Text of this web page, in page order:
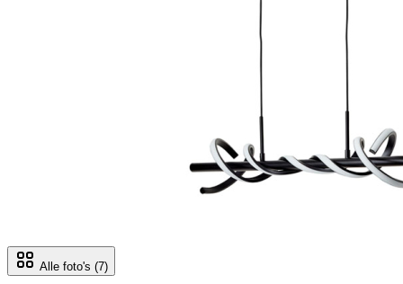
Alle foto's (7)